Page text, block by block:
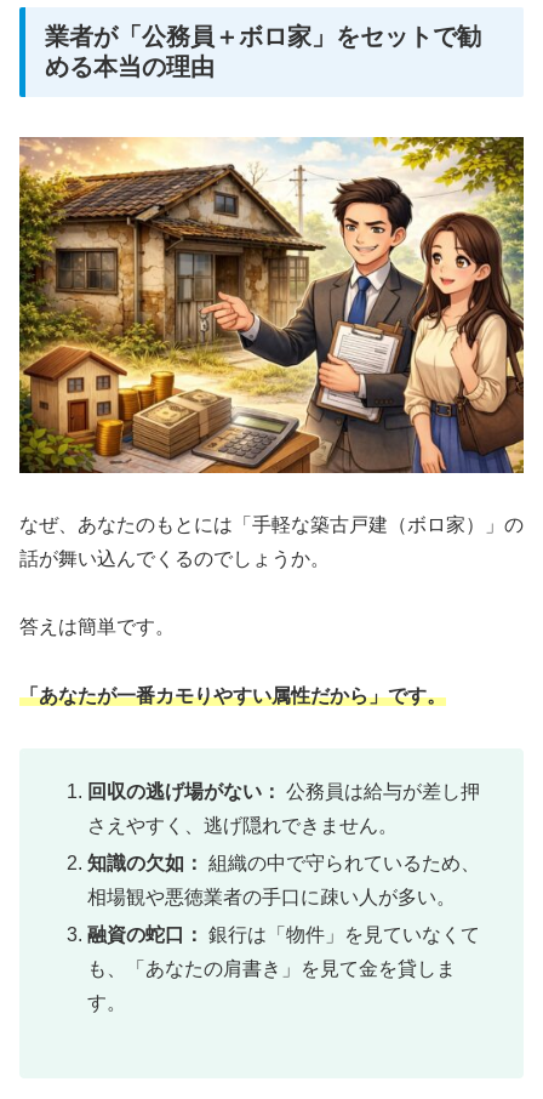
業者が「公務員＋ボロ家」をセットで勧
める本当の理由
なぜ、あなたのもとには「手軽な築古戸建（ボロ家）」の
話が舞い込んでくるのでしょうか。
答えは簡単です。
「あなたが一番カモりやすい属性だから」です。
回収の逃げ場がない： 公務員は給与が差し押
さえやすく、逃げ隠れできません。
知識の欠如： 組織の中で守られているため、
相場観や悪徳業者の手口に疎い人が多い。
融資の蛇口： 銀行は「物件」を見ていなくて
も、「あなたの肩書き」を見て金を貸しま
す。